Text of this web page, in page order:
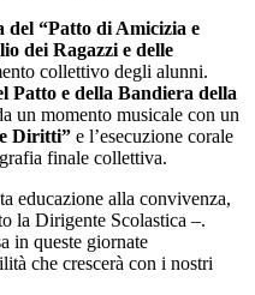
del “Patto di Amicizia e
dei Ragazzi e delle
collettivo degli alunni.
Patto e della Bandiera della
un momento musicale con un
Diritti” e l’esecuzione corale
finale collettiva.
educazione alla convivenza,
la Dirigente Scolastica –.
in queste giornate
che crescerà con i nostri